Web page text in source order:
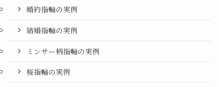
婚約指輪の実例
結婚指輪の実例
ミンサー柄指輪の実例
桜指輪の実例